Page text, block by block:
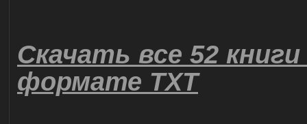
Скачать все 52
формате TXT